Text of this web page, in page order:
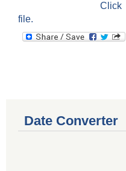
Click
file.
Date Converter